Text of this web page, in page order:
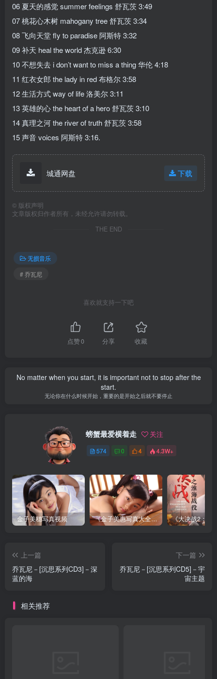
06 夏天的感觉 summer feelings 舒瓦茨 3:49
07 桃花心木树 mahogany tree 舒瓦茨 3:34
08 飞向天堂 fly to paradise 阿斯特 3:32
09 补天 heal the world 杰克逊 6:30
10 不想失去 i don’t want to miss a thing 华伦 4:18
11 红衣女郎 the lady in red 布格尔 3:58
12 生活方式 way of life 洛美尔 3:11
13 英雄的心 the heart of a hero 舒瓦茨 3:10
14 真理之河 the river of truth 舒瓦茨 3:58
15 声音 voices 阿斯特 3:16.
城通网盘 下载
© 版权声明
文章版权归作者所有，未经允许请勿转载。
THE END
无损音乐
# 乔瓦尼
喜欢就支持一下吧
点赞0 分享 收藏
No matter when you start, it is important not to stop after the
start.
无论你在什么时候开始，重要的是开始之后就不要停止
螃蟹最爱横着走 关注
574 0 4 4.3W+
金子美穗写真视频 《金子美惠写真大全》第一卷
上一篇
乔瓦尼－[沉思系列CD3]－深
蓝的海
下一篇
乔瓦尼－[沉思系列CD5]－宇
宙主题
相关推荐